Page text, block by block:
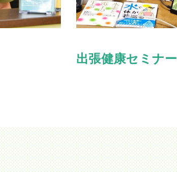
出張健康セミナー